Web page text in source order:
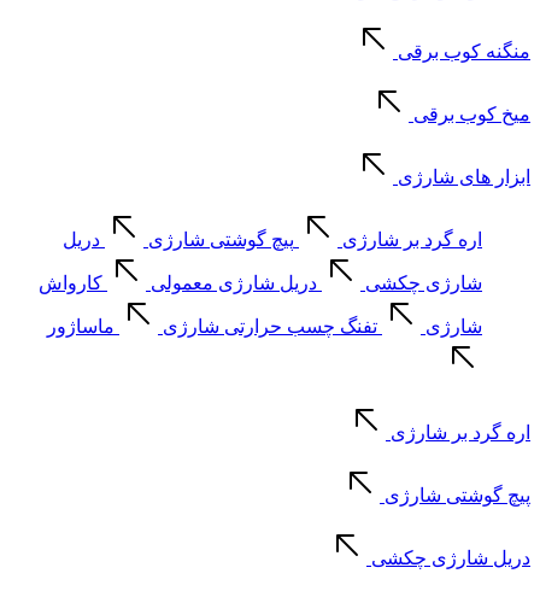
منگنه کوب برقی
میخ کوب برقی
ابزار های شارژی
اره گرد بر شارژی پیچ گوشتی شارژی دریل
شارژی چکشی دریل شارژی معمولی کارواش
شارژی تفنگ چسب حرارتی شارژی ماساژور
اره گرد بر شارژی
پیچ گوشتی شارژی
دریل شارژی چکشی